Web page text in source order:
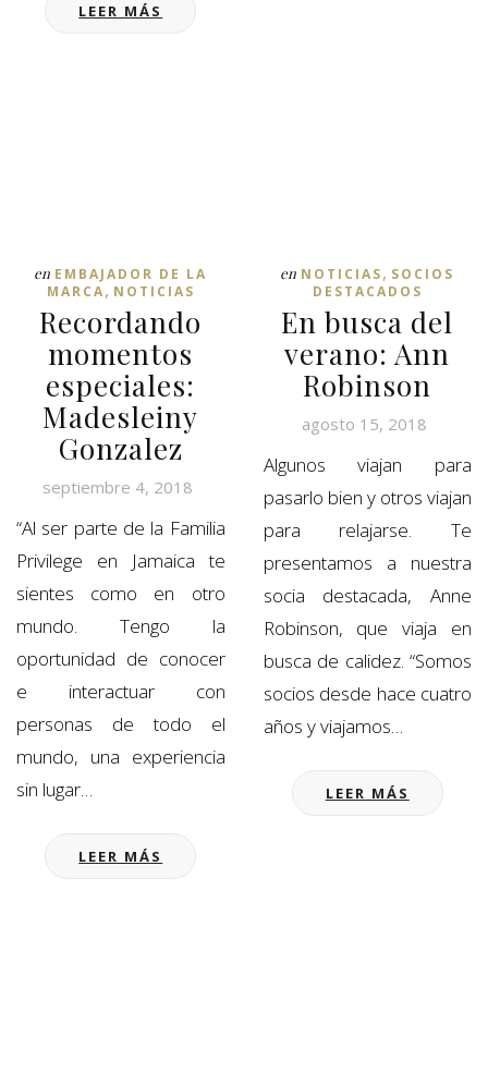
LEER MÁS
en EMBAJADOR DE LA
MARCA, NOTICIAS
Recordando
momentos
especiales:
Madesleiny
Gonzalez
septiembre 4, 2018
“Al ser parte de la Familia
Privilege en Jamaica te
sientes como en otro
mundo. Tengo la
oportunidad de conocer
e interactuar con
personas de todo el
mundo, una experiencia
sin lugar…
LEER MÁS
en NOTICIAS, SOCIOS
DESTACADOS
En busca del
verano: Ann
Robinson
agosto 15, 2018
Algunos viajan para
pasarlo bien y otros viajan
para relajarse. Te
presentamos a nuestra
socia destacada, Anne
Robinson, que viaja en
busca de calidez. “Somos
socios desde hace cuatro
años y viajamos…
LEER MÁS